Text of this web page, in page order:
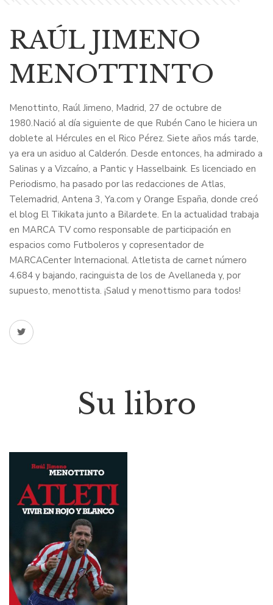
RAÚL JIMENO
MENOTTINTO
Menottinto, Raúl Jimeno, Madrid, 27 de octubre de
1980.Nació al día siguiente de que Rubén Cano le hiciera un
doblete al Hércules en el Rico Pérez. Siete años más tarde,
ya era un asiduo al Calderón. Desde entonces, ha admirado a
Salinas y a Vizcaíno, a Pantic y Hasselbaink. Es licenciado en
Periodismo, ha pasado por las redacciones de Atlas,
Telemadrid, Antena 3, Ya.com y Orange España, donde creó
el blog El Tikikata junto a Bilardete. En la actualidad trabaja
en MARCA TV como responsable de participación en
espacios como Futboleros y copresentador de
MARCACenter Internacional. Atletista de carnet número
4.684 y bajando, racinguista de los de Avellaneda y, por
supuesto, menottista. ¡Salud y menottismo para todos!
Su libro